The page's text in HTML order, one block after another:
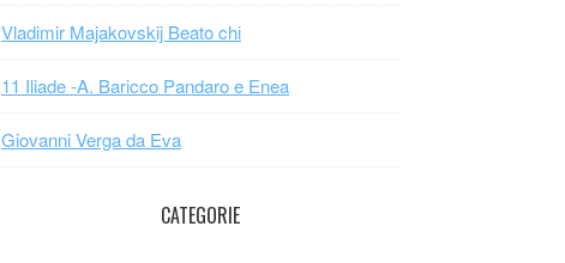
Vladimir Majakovskij Beato chi
11 Iliade -A. Baricco Pandaro e Enea
Giovanni Verga da Eva
CATEGORIE